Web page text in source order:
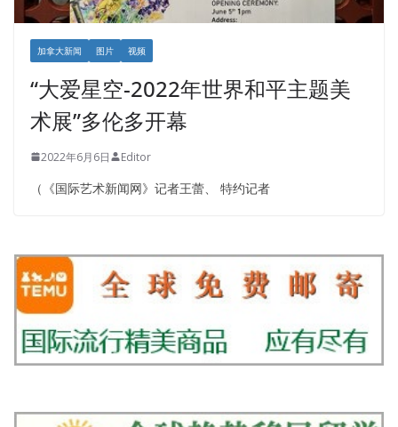
加拿大新闻 图片 视频
“大爱星空-2022年世界和平主题美
术展”多伦多开幕
2022年6月6日 Editor
（《国际艺术新闻网》记者王蕾、 特约记者